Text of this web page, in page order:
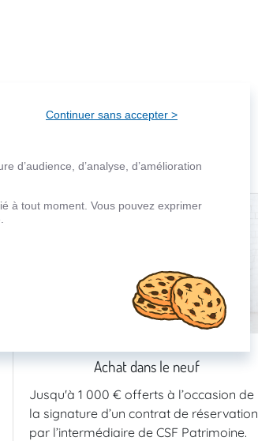
Achat dans le neuf
Jusqu'à 1 000 € offerts à l’occasion de
la signature d’un contrat de réservation
par l’intermédiaire de CSF Patrimoine.
Continuer sans accepter >
d’audience, d’analyse, d’amélioration
à tout moment. Vous pouvez exprimer